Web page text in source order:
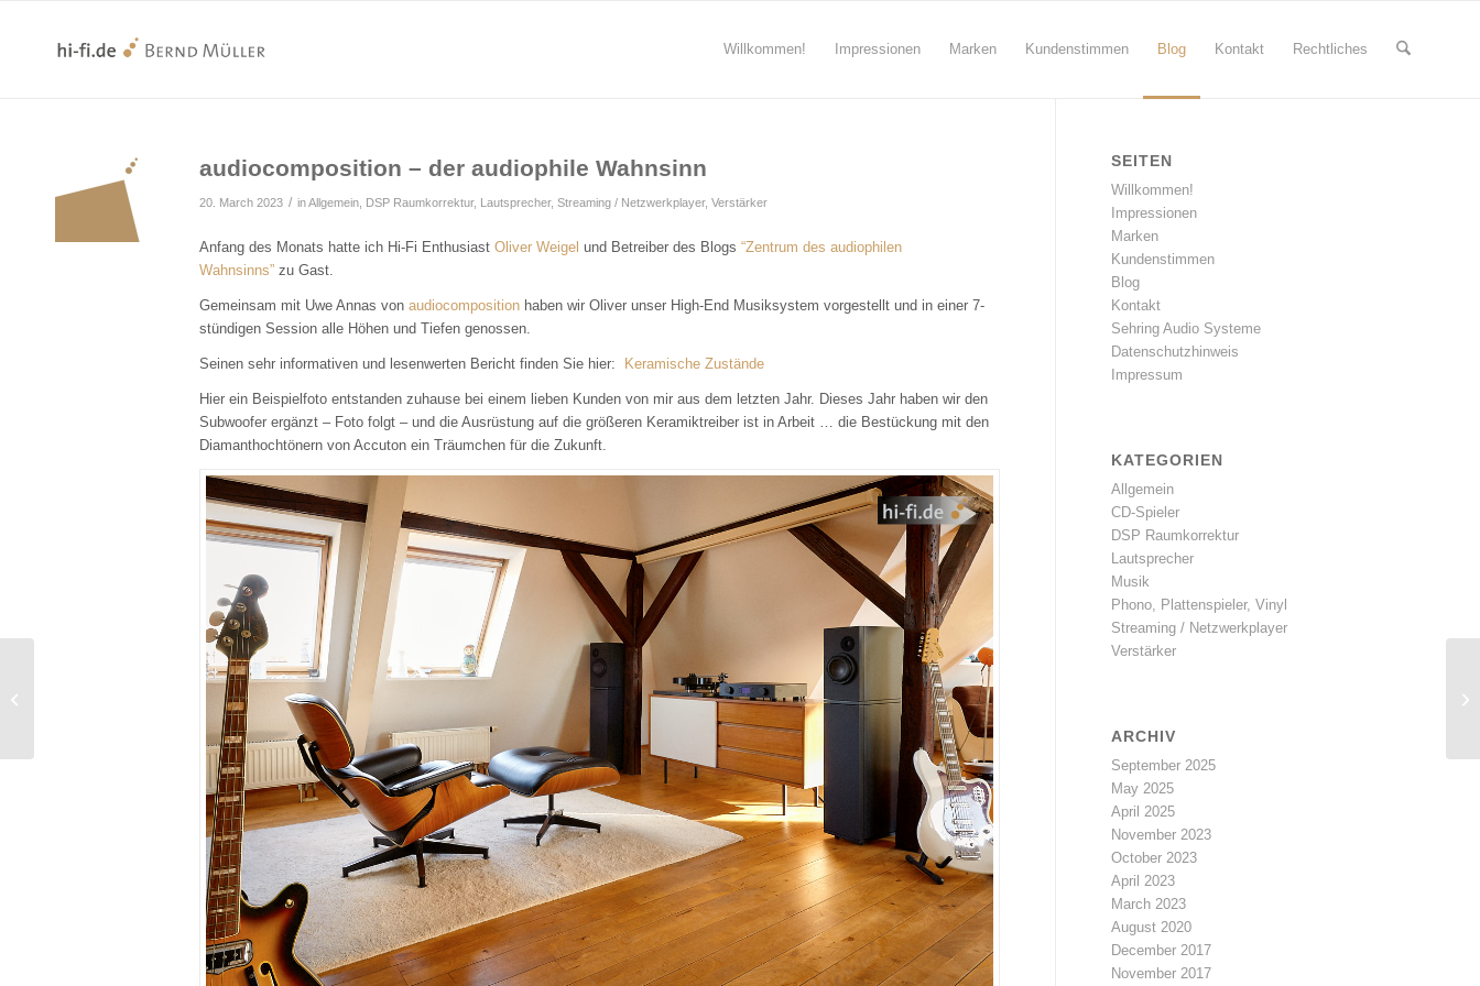
Willkommen! Impressionen Marken Kundenstimmen Blog Kontakt Rechtliches
audiocomposition – der audiophile Wahnsinn
20. March 2023 / inAllgemein DSP Raumkorrektur, Lautsprecher, Streaming / Netzwerkplayer, Verstärker
Anfang des Monats hatte ich Hi-Fi Enthusiast Oliver Weigel und Betreiber des Blogs “Zentrum des audiophilen
Wahnsinns” zu Gast.
Gemeinsam mit Uwe Annas von audiocomposition haben wir Oliver unser High-End Musiksystem vorgestellt und in einer 7-
stündigen Session alle Höhen und Tiefen genossen.
Seinen sehr informativen und lesenwerten Bericht finden Sie hier: Keramische Zustände
Hier ein Beispielfoto entstanden zuhause bei einem lieben Kunden von mir aus dem letzten Jahr. Dieses Jahr haben wir den
Subwoofer ergänzt – Foto folgt – und die Ausrüstung auf die größeren Keramiktreiber ist in Arbeit … die Bestückung mit den
Diamanthochtönern von Accuton ein Träumchen für die Zukunft.
SEITEN
Willkommen!
Impressionen
Marken
Kundenstimmen
Blog
Kontakt
Sehring Audio Systeme
Datenschutzhinweis
Impressum
KATEGORIEN
Allgemein
CD-Spieler
DSP Raumkorrektur
Lautsprecher
Musik
Phono, Plattenspieler, Vinyl
Streaming / Netzwerkplayer
Verstärker
ARCHIV
September 2025
May 2025
April 2025
November 2023
October 2023
April 2023
March 2023
August 2020
December 2017
November 2017
Profis hören mit den guten Sachen!